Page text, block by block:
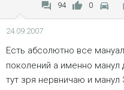
94 0
24.09.2007
Есть абсолютно все
поколений а именно манул
тут зря нервничаю и манул